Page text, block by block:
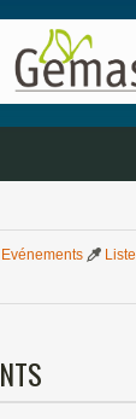
ACTUALITÉS
PARTENARIAT
Evénements Liste